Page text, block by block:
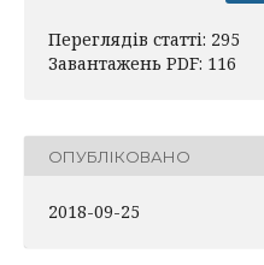
Переглядів статті: 295
Завантажень PDF: 116
ОПУБЛІКОВАНО
2018-09-25